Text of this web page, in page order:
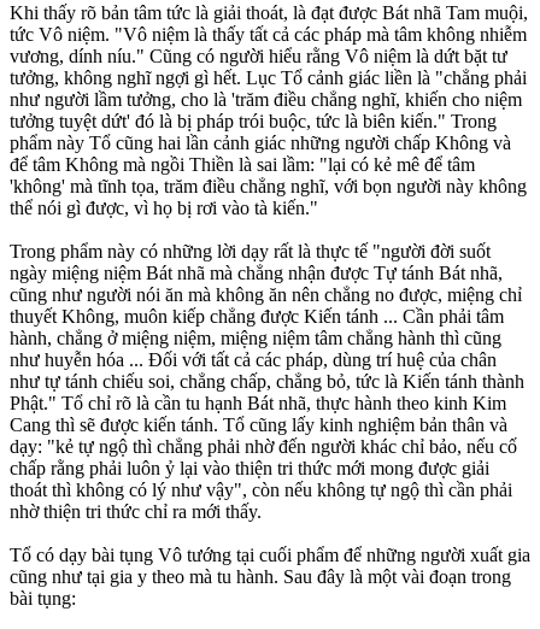
Khi thấy rõ bản tâm tức là giải thoát, là đạt được Bát nhã Tam muội,
tức Vô niệm. "Vô niệm là thấy tất cả các pháp mà tâm không nhiễm
vương, dính níu." Cũng có người hiểu rằng Vô niệm là dứt bặt tư
tưởng, không nghĩ ngợi gì hết. Lục Tổ cảnh giác liền là "chẳng phải
như người lầm tưởng, cho là 'trăm điều chẳng nghĩ, khiến cho niệm
tưởng tuyệt dứt' đó là bị pháp trói buộc, tức là biên kiến." Trong
phẩm này Tổ cũng hai lần cảnh giác những người chấp Không và
để tâm Không mà ngồi Thiền là sai lầm: "lại có kẻ mê để tâm
'không' mà tĩnh tọa, trăm điều chẳng nghĩ, với bọn người này không
thể nói gì được, vì họ bị rơi vào tà kiến."
Trong phẩm này có những lời dạy rất là thực tế "người đời suốt
ngày miệng niệm Bát nhã mà chẳng nhận được Tự tánh Bát nhã,
cũng như người nói ăn mà không ăn nên chẳng no được, miệng chỉ
thuyết Không, muôn kiếp chẳng được Kiến tánh ... Cần phải tâm
hành, chẳng ở miệng niệm, miệng niệm tâm chẳng hành thì cũng
như huyễn hóa ... Ðối với tất cả các pháp, dùng trí huệ của chân
như tự tánh chiếu soi, chẳng chấp, chẳng bỏ, tức là Kiến tánh thành
Phật." Tổ chỉ rõ là cần tu hạnh Bát nhã, thực hành theo kinh Kim
Cang thì sẽ được kiến tánh. Tổ cũng lấy kinh nghiệm bản thân và
dạy: "kẻ tự ngộ thì chẳng phải nhờ đến người khác chỉ bảo, nếu cố
chấp rằng phải luôn ỷ lại vào thiện tri thức mới mong được giải
thoát thì không có lý như vậy", còn nếu không tự ngộ thì cần phải
nhờ thiện tri thức chỉ ra mới thấy.
Tổ có dạy bài tụng Vô tướng tại cuối phẩm để những người xuất gia
cũng như tại gia y theo mà tu hành. Sau đây là một vài đoạn trong
bài tụng: